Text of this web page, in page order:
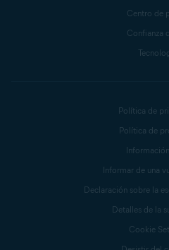
Centro de
Confianza
Política de
Política de
Informar de una
Declaración sobre la
Detalles de la
Cookie